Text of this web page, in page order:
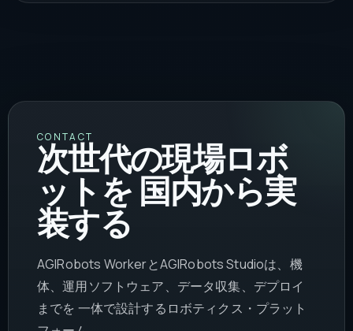
CONTACT
次世代の現場ロボ
ットを 国内から実
装する
AGIRobots WorkerとAGIRobots Studioは、機
体、運用ソフトウェア、データ収集、デプロイ
までを 一体で設計するロボティクス・プラット